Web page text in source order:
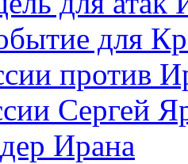
для
против
Сергей
Ирана